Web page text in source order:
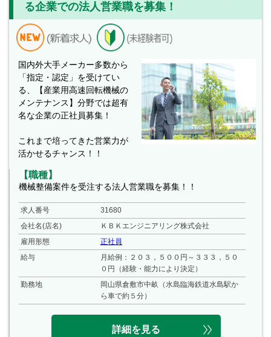
る企業での法人営業職を募集！
国内外大手メーカー多数から
「指定・認定」を受けてい
る、【産業用高速回転機械の
メンテナンス】分野では超有
名な企業の正社員募集！
これまで培ってきた営業力が
活かせるチャンス！！
【職種】
機械整備案件を受注する法人営業職を募集！！
求人番号
31680
会社名(店名)
ＫＢＫエンジニアリング株式会社
雇用形態
正社員
給与
月給例：２０３，５００円～３３３，５０
０円（経験・能力により決定）
勤務地
岡山県倉敷市中畝（水島臨海鉄道水島駅か
ら車で約５分）
詳細を見る